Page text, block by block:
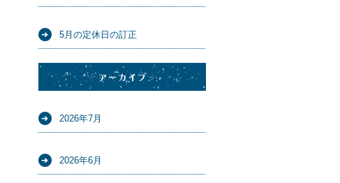
5月の定休日の訂正
アーカイブ
2026年7月
2026年6月